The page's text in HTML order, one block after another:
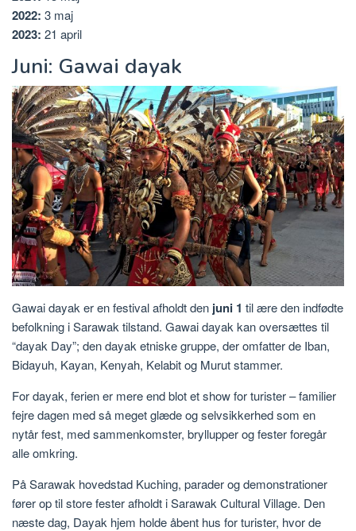
2022: 3 maj
2023: 21 april
Juni: Gawai dayak
Gawai dayak er en festival afholdt den juni 1 til ære den indfødte
befolkning i Sarawak tilstand. Gawai dayak kan oversættes til
“dayak Day”; den dayak etniske gruppe, der omfatter de Iban,
Bidayuh, Kayan, Kenyah, Kelabit og Murut stammer.
For dayak, ferien er mere end blot et show for turister – familier
fejre dagen med så meget glæde og selvsikkerhed som en
nytår fest, med sammenkomster, bryllupper og fester foregår
alle omkring.
På Sarawak hovedstad Kuching, parader og demonstrationer
fører op til store fester afholdt i Sarawak Cultural Village. Den
næste dag, Dayak hjem holde åbent hus for turister, hvor de